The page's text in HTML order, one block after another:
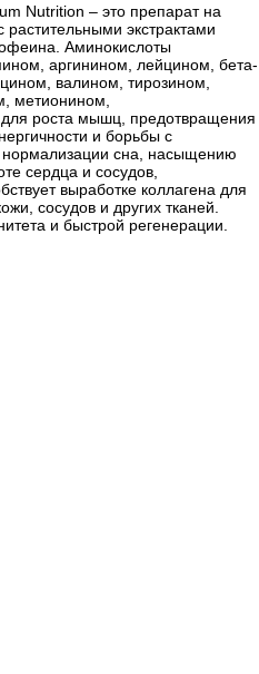
Nutrition – это препарат на
экстрактами
Аминокислоты
аргинином, лейцином, бета-
валином, тирозином,
метионином,
роста мышц, предотвращения
и борьбы с
нормализации сна, насыщению
сердца и сосудов,
выработке коллагена для
сосудов и других тканей.
и быстрой регенерации.